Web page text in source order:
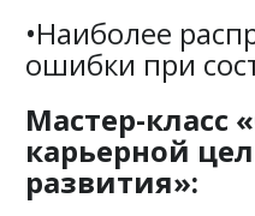
•Наиболее
ошибки при
Мастер-класс
карьерной
развития»: